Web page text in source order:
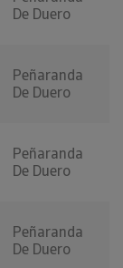
De Duero
Peñaranda
De Duero
Peñaranda
De Duero
Peñaranda
De Duero